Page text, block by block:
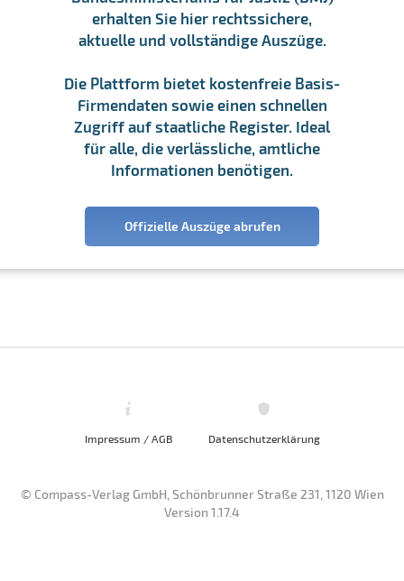
erhalten Sie hier rechtssichere,
aktuelle und vollständige Auszüge.
Die Plattform bietet kostenfreie Basis-
Firmendaten sowie einen schnellen
Zugriff auf staatliche Register. Ideal
für alle, die verlässliche, amtliche
Informationen benötigen.
Offizielle Auszüge abrufen
Impressum / AGB Datenschutzerklärung
© Compass-Verlag GmbH, Schönbrunner Straße 231, 1120 Wien
Version 1.17.4